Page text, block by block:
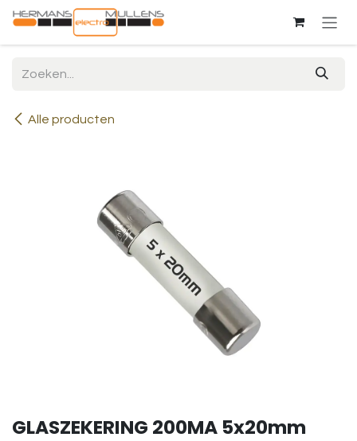
Overslaan naar inhoud
Alle producten
GLASZEKERING 200MA 5x20mm